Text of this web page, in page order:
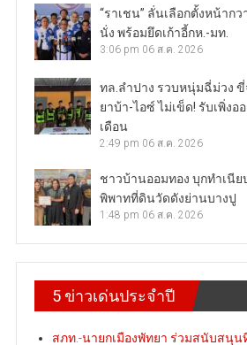
“ราเชน” ลั่นเลือกตั้งหน้ากว
นั่ง พร้อมยึดเก้าอี้กห.-มท.
3:06 pm 06 ส.ค. 2026
ทล.ลำปาง รวบหนุ่มฉี่ม่วง ขี่
ยาบ้า-ไอซ์ ไม่เข็ด! รับเพิ่งอ
เดือน
2:49 pm 06 ส.ค. 2026
ชาวบ้านออมทอง บุกทำเนีย
พิพาทที่ดินวัดดังย่านบางปู
1:48 pm 06 ส.ค. 2026
5 ข่าวเด่นประจำปี
สภท.-นายกเมืองพัทยา ร่วมสนับสนุน